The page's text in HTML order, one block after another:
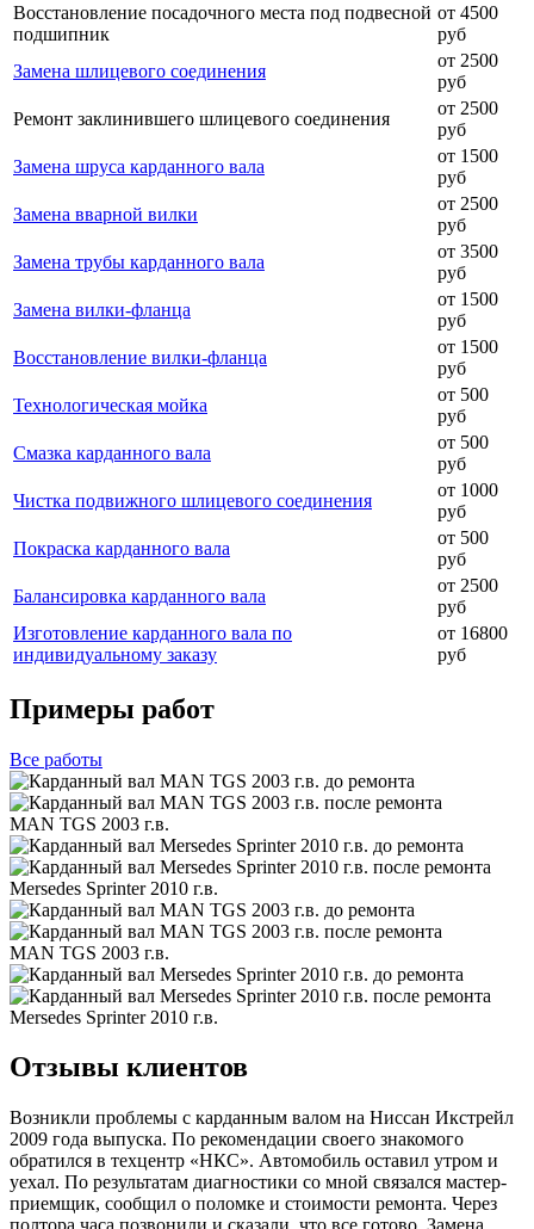
Восстановление посадочного места под подвесной
подшипник
от 4500
руб
Замена шлицевого соединения
от 2500
руб
Ремонт заклинившего шлицевого соединения
от 2500
руб
Замена шруса карданного вала
от 1500
руб
Замена вварной вилки
от 2500
руб
Замена трубы карданного вала
от 3500
руб
Замена вилки-фланца
от 1500
руб
Восстановление вилки-фланца
от 1500
руб
Технологическая мойка
от 500
руб
Смазка карданного вала
от 500
руб
Чистка подвижного шлицевого соединения
от 1000
руб
Покраска карданного вала
от 500
руб
Балансировка карданного вала
от 2500
руб
Изготовление карданного вала по
индивидуальному заказу
от 16800
руб
Примеры работ
Все работы
MAN TGS 2003 г.в.
Mersedes Sprinter 2010 г.в.
MAN TGS 2003 г.в.
Mersedes Sprinter 2010 г.в.
Отзывы клиентов
Возникли проблемы с карданным валом на Ниссан Икстрейл
2009 года выпуска. По рекомендации своего знакомого
обратился в техцентр «НКС». Автомобиль оставил утром и
уехал. По результатам диагностики со мной связался мастер-
приемщик, сообщил о поломке и стоимости ремонта. Через